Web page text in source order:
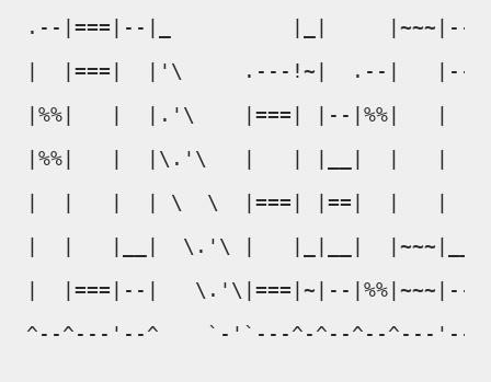
.--|===|--|_          |_|     |~~~|--.
|  |===|  |'\     .---!~|  .--|   |--|
|%%|   |  |.'\    |===| |--|%%|   |  |
|%%|   |  |\.'\   |   | |__|  |   |  |
|  |   |  | \  \  |===| |==|  |   |  |
|  |   |__|  \.'\ |   |_|__|  |~~~|__|
|  |===|--|   \.'\|===|~|--|%%|~~~|--|
^--^---'--^    `-'`---^-^--^--^---